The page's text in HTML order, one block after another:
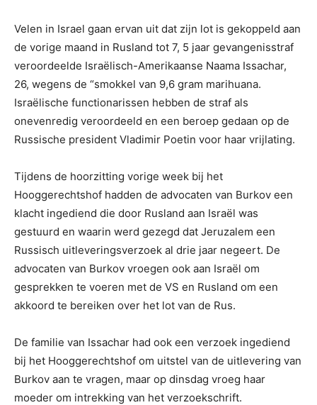
Velen in Israel gaan ervan uit dat zijn lot is gekoppeld aan
de vorige maand in Rusland tot 7, 5 jaar gevangenisstraf
veroordeelde Israëlisch-Amerikaanse Naama Issachar,
26, wegens de “smokkel van 9,6 gram marihuana.
Israëlische functionarissen hebben de straf als
onevenredig veroordeeld en een beroep gedaan op de
Russische president Vladimir Poetin voor haar vrijlating.
Tijdens de hoorzitting vorige week bij het
Hooggerechtshof hadden de advocaten van Burkov een
klacht ingediend die door Rusland aan Israël was
gestuurd en waarin werd gezegd dat Jeruzalem een ​​
Russisch uitleveringsverzoek al drie jaar negeert. De
advocaten van Burkov vroegen ook aan Israël om
gesprekken te voeren met de VS en Rusland om een ​​
akkoord te bereiken over het lot van de Rus.
De familie van Issachar had ook een verzoek ingediend
bij het Hooggerechtshof om uitstel van de uitlevering van
Burkov aan te vragen, maar op dinsdag vroeg haar
moeder om intrekking van het verzoekschrift.